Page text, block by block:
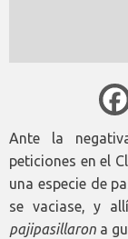
Ante la
peticiones en el
una especie de
se vaciase, y
pajipasillaron a